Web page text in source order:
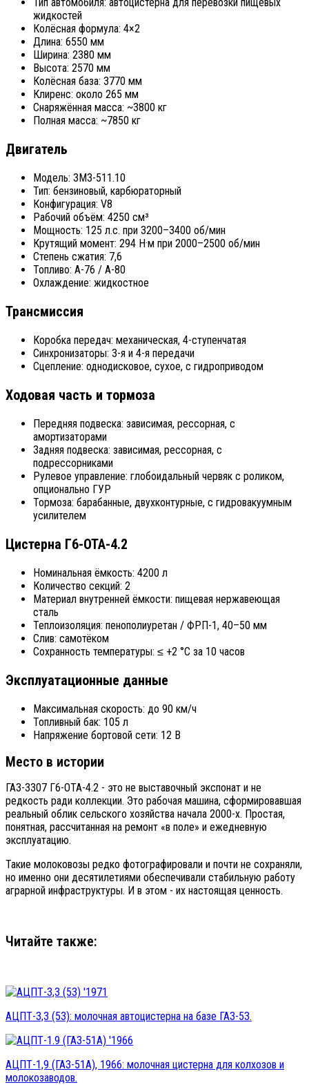
жидкостей
Колёсная формула: 4×2
Длина: 6550 мм
Ширина: 2380 мм
Высота: 2570 мм
Колёсная база: 3770 мм
Клиренс: около 265 мм
Снаряжённая масса: ~3800 кг
Полная масса: ~7850 кг
Двигатель
Модель: ЗМЗ-511.10
Тип: бензиновый, карбюраторный
Конфигурация: V8
Рабочий объём: 4250 см³
Мощность: 125 л.с. при 3200–3400 об/мин
Крутящий момент: 294 Н·м при 2000–2500 об/мин
Степень сжатия: 7,6
Топливо: А-76 / А-80
Охлаждение: жидкостное
Трансмиссия
Коробка передач: механическая, 4-ступенчатая
Синхронизаторы: 3-я и 4-я передачи
Сцепление: однодисковое, сухое, с гидроприводом
Ходовая часть и тормоза
Передняя подвеска: зависимая, рессорная, с
амортизаторами
Задняя подвеска: зависимая, рессорная, с
подрессорниками
Рулевое управление: глобоидальный червяк с роликом,
опционально ГУР
Тормоза: барабанные, двухконтурные, с гидровакуумным
усилителем
Цистерна Г6-ОТА-4.2
Номинальная ёмкость: 4200 л
Количество секций: 2
Материал внутренней ёмкости: пищевая нержавеющая
сталь
Теплоизоляция: пенополиуретан / ФРП-1, 40–50 мм
Слив: самотёком
Сохранность температуры: ≤ +2 °C за 10 часов
Эксплуатационные данные
Максимальная скорость: до 90 км/ч
Топливный бак: 105 л
Напряжение бортовой сети: 12 В
Место в истории
ГАЗ-3307 Г6-ОТА-4.2 - это не выставочный экспонат и не
редкость ради коллекции. Это рабочая машина, сформировавшая
реальный облик сельского хозяйства начала 2000-х. Простая,
понятная, рассчитанная на ремонт «в поле» и ежедневную
эксплуатацию.
Такие молоковозы редко фотографировали и почти не сохраняли,
но именно они десятилетиями обеспечивали стабильную работу
аграрной инфраструктуры. И в этом - их настоящая ценность.
Читайте также:
АЦПТ-3,3 (53): молочная автоцистерна на базе ГАЗ-53.
АЦПТ-1,9 (ГАЗ-51А), 1966: молочная цистерна для колхозов и
молокозаводов.